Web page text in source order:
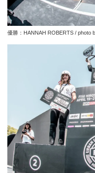
優勝：HANNAH ROBERTS / photo